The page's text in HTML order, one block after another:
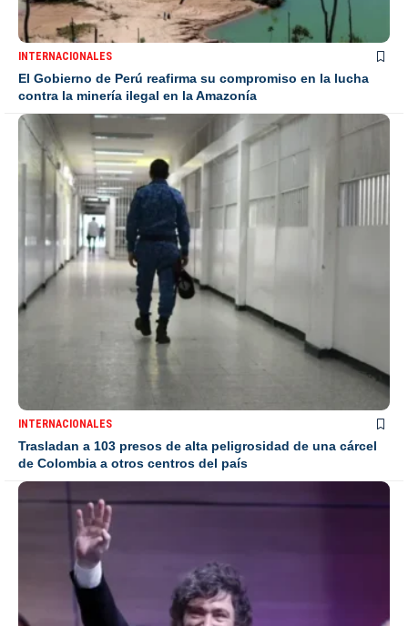
INTERNACIONALES
El Gobierno de Perú reafirma su compromiso en la lucha
contra la minería ilegal en la Amazonía
INTERNACIONALES
Trasladan a 103 presos de alta peligrosidad de una cárcel
de Colombia a otros centros del país